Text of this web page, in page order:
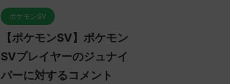
ポケモンSV
【ポケモンSV】ポケモン
SVプレイヤーのジュナイ
パーに対するコメント